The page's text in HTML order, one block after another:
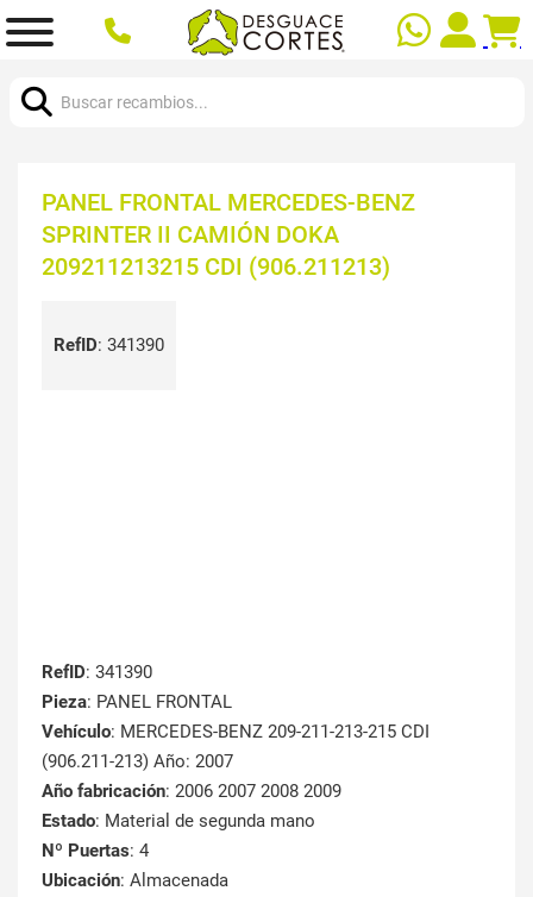
PANEL FRONTAL MERCEDES-BENZ
SPRINTER II CAMIÓN DOKA
209211213215 CDI (906.211213)
RefID: 341390
RefID: 341390
Pieza: PANEL FRONTAL
Vehículo: MERCEDES-BENZ 209-211-213-215 CDI
(906.211-213) Año: 2007
Año fabricación: 2006 2007 2008 2009
Estado: Material de segunda mano
Nº Puertas: 4
Ubicación: Almacenada